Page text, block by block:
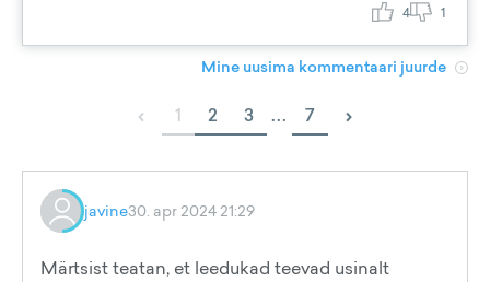
4 1
Mine uusima kommentaari juurde
‹ 1 2 3 ... 7 ›
javine30. apr 2024 21:29
Märtsist teatan, et leedukad teevad usinalt